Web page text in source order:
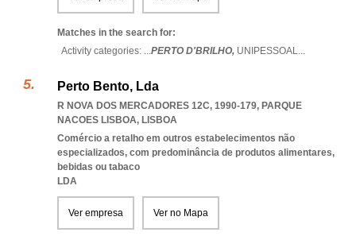
Matches in the search for:
Activity categories: ...PERTO D'BRILHO, UNIPESSOAL...
Perto Bento, Lda
R NOVA DOS MERCADORES 12C, 1990-179, PARQUE
NACOES LISBOA, LISBOA
Comércio a retalho em outros estabelecimentos não
especializados, com predominância de produtos alimentares,
bebidas ou tabaco
LDA
Ver empresa Ver no Mapa